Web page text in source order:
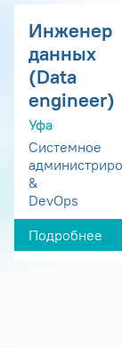
Инженер
данных
(Data
engineer)
Уфа
Системное
&
DevOps
Подробнее